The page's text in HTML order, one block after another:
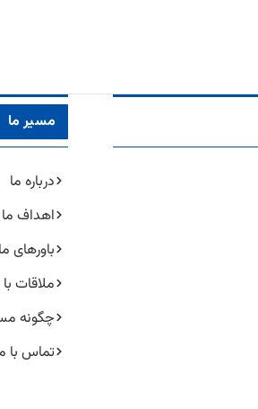
مسیر ما
درباره ما
اهداف ما
باورهای ما
ملاقات
چگونه
تماس با